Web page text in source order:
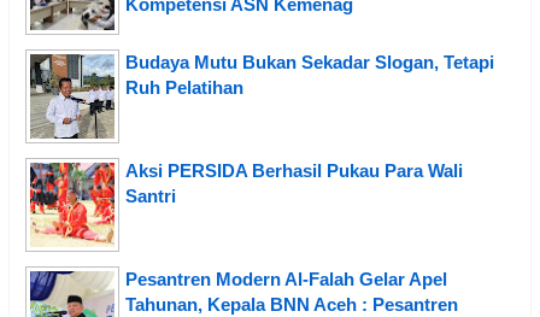
Kompetensi ASN Kemenag
Budaya Mutu Bukan Sekadar Slogan, Tetapi
Ruh Pelatihan
Aksi PERSIDA Berhasil Pukau Para Wali
Santri
Pesantren Modern Al-Falah Gelar Apel
Tahunan, Kepala BNN Aceh : Pesantren